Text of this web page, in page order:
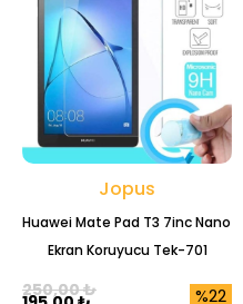
Jopus
Huawei Mate Pad T3 7inc Nano
Ekran Koruyucu Tek-701
%22
250,00 ₺